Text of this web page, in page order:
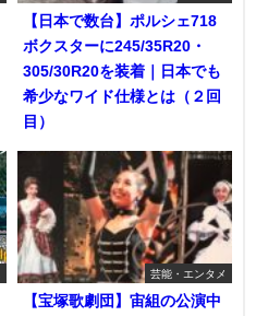
【日本で数台】ポルシェ718
ボクスターに245/35R20・
305/30R20を装着｜日本でも
希少なワイド仕様とは（２回
目）
芸能・エンタメ
【宝塚歌劇団】宙組の公演中